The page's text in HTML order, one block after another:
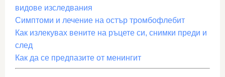
видове изследвания
Симптоми и лечение на остър тромбофлебит
Как излекувах вените на ръцете си, снимки преди и
след
Как да се предпазите от менингит